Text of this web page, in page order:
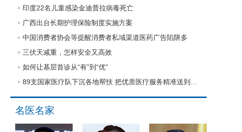
印度22名儿童感染金迪普拉病毒死亡
广西出台长期护理保险制度实施方案
中国消费者协会等提醒消费者私域渠道医药广告陷阱多
三伏天减重，怎样安全又高效
如何让基层首诊从“有”到“优”
名医名家